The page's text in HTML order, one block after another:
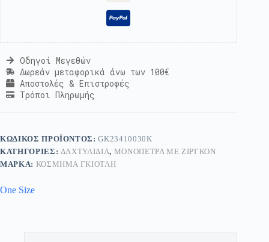
Οδηγοί Μεγεθών
Δωρεάν μεταφορικά άνω των 100€
Αποστολές & Επιστροφές
Τρόποι Πληρωμής
ΚΩΔΙΚΌΣ ΠΡΟΪΌΝΤΟΣ:GK23410030Κ
ΚΑΤΗΓΟΡΊΕΣ: ΔΑΧΤΥΛΊΔΙΑ, ΜΟΝΌΠΕΤΡΑ ΜΕ ΖΙΡΓΚΌΝ
ΜΆΡΚΑ: ΚΟΣΜΗΜΑ ΓΚΙΟΤΛΗ
One Size